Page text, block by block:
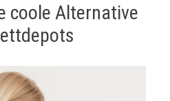
coole Alternative